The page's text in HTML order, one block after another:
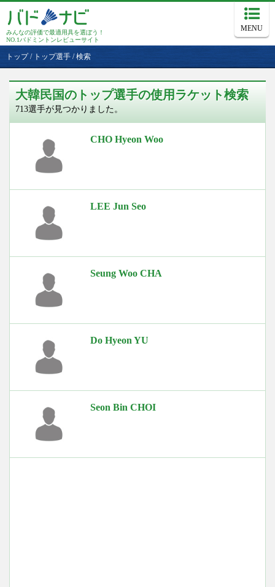
みんなの評価で最適用具を選ぼう！
NO.1バドミントンレビューサイト
MENU
トップ/ トップ選手 /検索
大韓民国のトップ選手の使用ラケット検索
713選手が見つかりました。
CHO Hyeon Woo
LEE Jun Seo
Seung Woo CHA
Do Hyeon YU
Seon Bin CHOI